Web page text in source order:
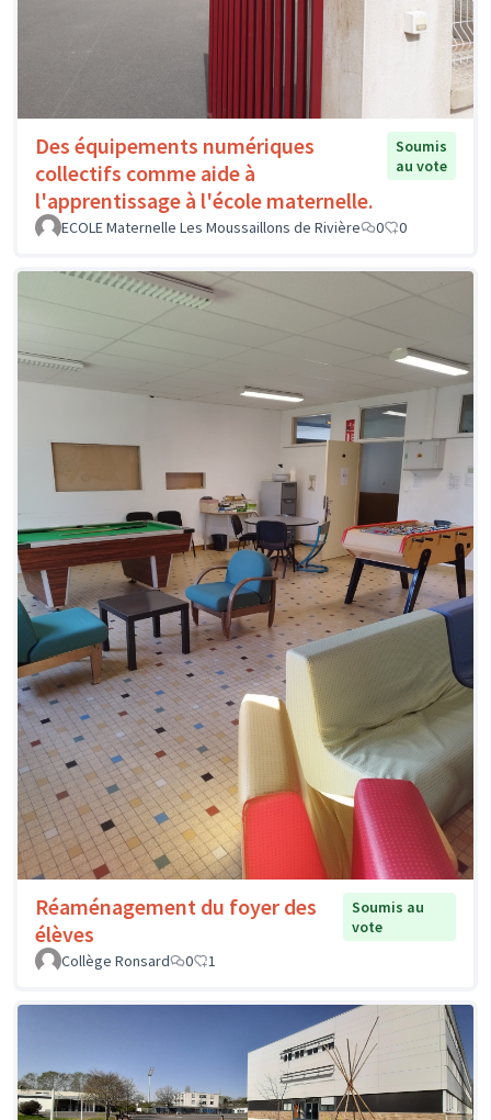
Des équipements numériques
collectifs comme aide à
l'apprentissage à l'école maternelle.
Soumis
au vote
ECOLE Maternelle Les Moussaillons de Rivière 0 0
Réaménagement du foyer des
élèves
Soumis au
vote
Collège Ronsard
0 1